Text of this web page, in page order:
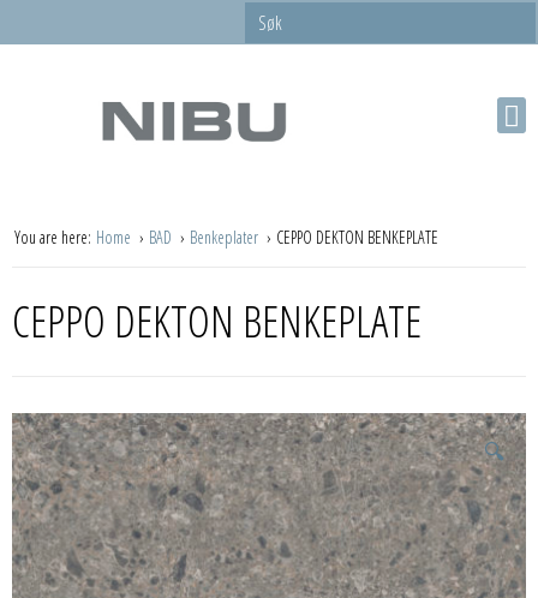
You are here: Home BAD Benkeplater CEPPO DEKTON BENKEPLATE
CEPPO DEKTON BENKEPLATE
🔍